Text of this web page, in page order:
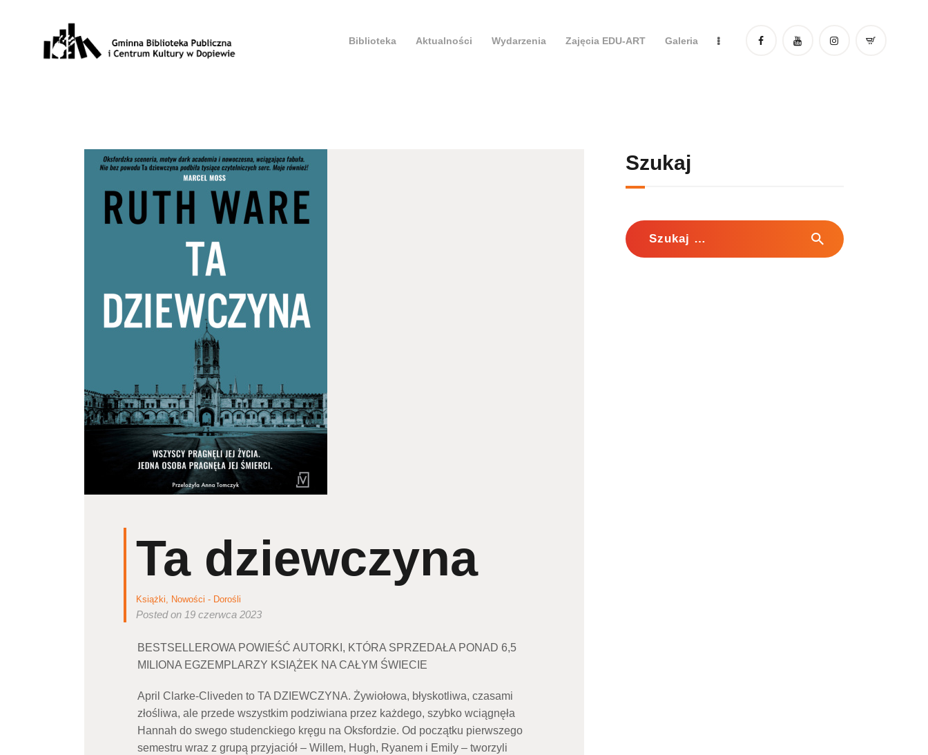
Biblioteka Aktualności Wydarzenia Zajęcia EDU-ART Galeria
Ta dziewczyna
Książki Nowości - Dorośli
Posted on 19 czerwca 2023
BESTSELLEROWA POWIEŚĆ AUTORKI, KTÓRA SPRZEDAŁA PONAD 6,5
MILIONA EGZEMPLARZY KSIĄŻEK NA CAŁYM ŚWIECIE
April Clarke-Cliveden to TA DZIEWCZYNA. Żywiołowa, błyskotliwa, czasami
złośliwa, ale przede wszystkim podziwiana przez każdego, szybko wciągnęła
Hannah do swego studenckiego kręgu na Oksfordzie. Od początku pierwszego
semestru wraz z grupą przyjaciół – Willem, Hugh, Ryanem i Emily – tworzyli
Szukaj
Szukaj: